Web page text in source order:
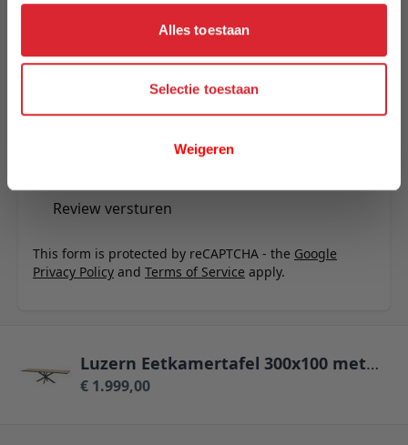
Alles toestaan
Selectie toestaan
Weigeren
Review
Review versturen
This form is protected by reCAPTCHA - the Google
Privacy Policy and Terms of Service apply.
Luzern Eetkamertafel 300x100 met metaalrand en spinpoot
€ 1.999,00